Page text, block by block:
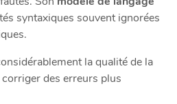
syntaxiques souvent ignorées
la qualité de la
des erreurs plus